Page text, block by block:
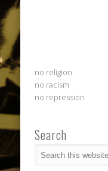
no religion
no racism
no repression
Search